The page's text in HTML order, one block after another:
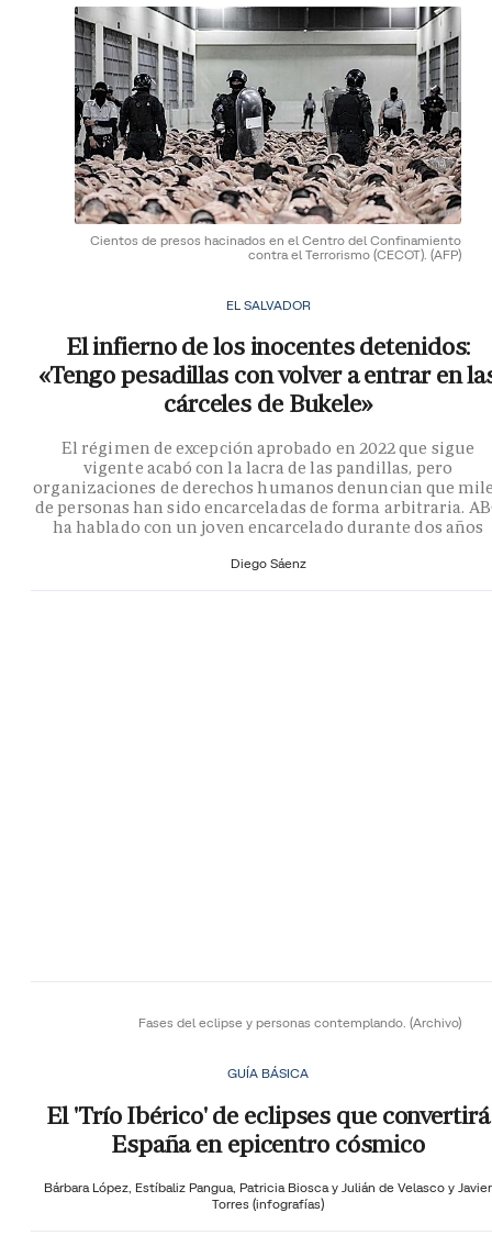
Cientos de presos hacinados en el Centro del Confinamiento
contra el Terrorismo (CECOT). (AFP)
EL SALVADOR
El infierno de los inocentes detenidos:
«Tengo pesadillas con volver a entrar en
cárceles de Bukele»
El régimen de excepción aprobado en 2022 que sigue
vigente acabó con la lacra de las pandillas, pero
organizaciones de derechos humanos denuncian que
de personas han sido encarceladas de forma arbitraria.
ha hablado con un joven encarcelado durante dos años
Diego Sáenz
Fases del eclipse y personas contemplando. (Archivo)
GUÍA BÁSICA
El 'Trío Ibérico' de eclipses que convertirá
España en epicentro cósmico
Bárbara López, Estíbaliz Pangua, Patricia Biosca y Julián de Velasco y Javier
Torres (infografías)